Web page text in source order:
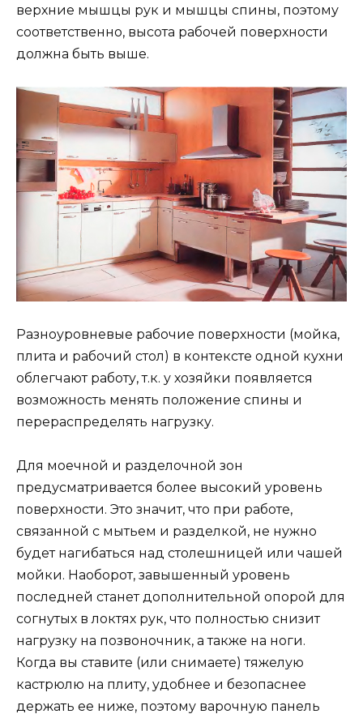
верхние мышцы рук и мышцы спины, поэтому
соответственно, высота рабочей поверхности
должна быть выше.
Разноуровневые рабочие поверхности (мойка,
плита и рабочий стол) в контексте одной кухни
облегчают работу, т.к. у хозяйки появляется
возможность менять положение спины и
перераспределять нагрузку.
Для моечной и разделочной зон
предусматривается более высокий уровень
поверхности. Это значит, что при работе,
связанной с мытьем и разделкой, не нужно
будет нагибаться над столешницей или чашей
мойки. Наоборот, завышенный уровень
последней станет дополнительной опорой для
согнутых в локтях рук, что полностью снизит
нагрузку на позвоночник, а также на ноги.
Когда вы ставите (или снимаете) тяжелую
кастрюлю на плиту, удобнее и безопаснее
держать ее ниже, поэтому варочную панель